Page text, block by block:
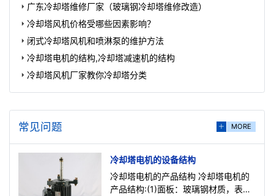
广东冷却塔维修厂家（玻璃钢冷却塔维修改造）
冷却塔风机价格受哪些因素影响？
闭式冷却塔风机和喷淋泵的维护方法
冷却塔电机的结构,冷却塔减速机的结构
冷却塔风机厂家教你冷却塔分类
常见问题 MORE
冷却塔电机的设备结构
冷却塔电机的产品结构 冷却塔电机的
产品结构:(1)面板：玻璃钢材质，表面